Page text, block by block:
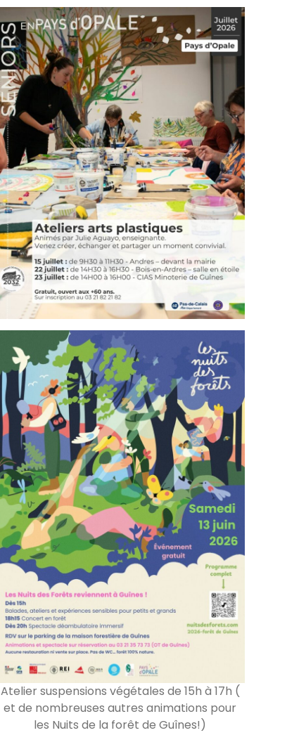
Atelier suspensions végétales de 15h à 17h (
et de nombreuses autres animations pour
les Nuits de la forêt de Guînes!)